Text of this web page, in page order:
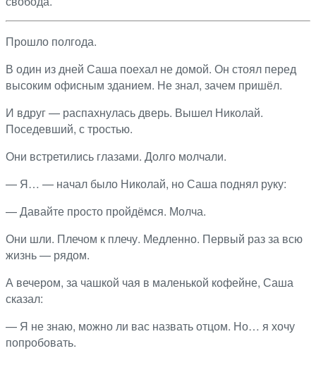
Прошло полгода.
В один из дней Саша поехал не домой. Он стоял перед
высоким офисным зданием. Не знал, зачем пришёл.
И вдруг — распахнулась дверь. Вышел Николай.
Поседевший, с тростью.
Они встретились глазами. Долго молчали.
— Я… — начал было Николай, но Саша поднял руку:
— Давайте просто пройдёмся. Молча.
Они шли. Плечом к плечу. Медленно. Первый раз за всю
жизнь — рядом.
А вечером, за чашкой чая в маленькой кофейне, Саша
сказал:
— Я не знаю, можно ли вас назвать отцом. Но… я хочу
попробовать.